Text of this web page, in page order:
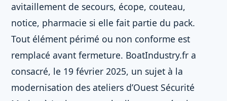
avitaillement de secours, écope, couteau,
notice, pharmacie si elle fait partie du pack.
Tout élément périmé ou non conforme est
remplacé avant fermeture. BoatIndustry.fr a
consacré, le 19 février 2025, un sujet à la
modernisation des ateliers d’Ouest Sécurité